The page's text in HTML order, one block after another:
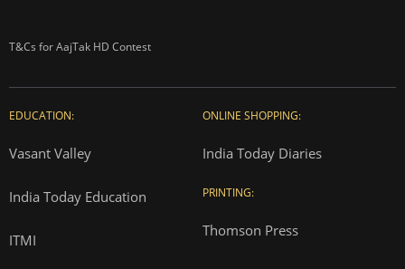
T&Cs for AajTak HD Contest
EDUCATION:
Vasant Valley
India Today Education
ITMI
ONLINE SHOPPING:
India Today Diaries
PRINTING:
Thomson Press